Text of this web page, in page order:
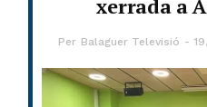
xerrada a
Per Balaguer Televisió